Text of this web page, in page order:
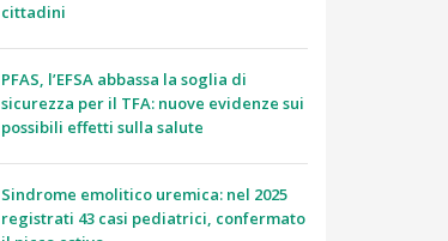
cittadini
PFAS, l’EFSA abbassa la soglia di
sicurezza per il TFA: nuove evidenze sui
possibili effetti sulla salute
Sindrome emolitico uremica: nel 2025
registrati 43 casi pediatrici, confermato